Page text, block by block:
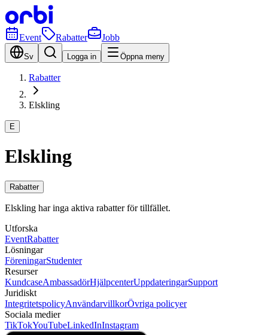
Event Rabatter Jobb
Sv Logga in Öppna meny
Rabatter
Elskling
E
Elskling
Rabatter
Elskling har inga aktiva rabatter för tillfället.
Utforska
EventRabatter
Lösningar
FöreningarStudenter
Resurser
KundcaseAmbassadörHjälpcenterUppdateringarSupport
Juridiskt
IntegritetspolicyAnvändarvillkorÖvriga policyer
Sociala medier
TikTokYouTubeLinkedInInstagram